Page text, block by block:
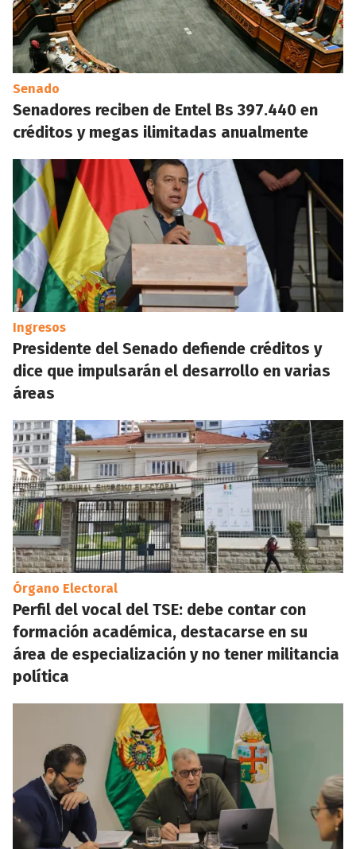
Senado
Senadores reciben de Entel Bs 397.440 en
créditos y megas ilimitadas anualmente
Ingresos
Presidente del Senado defiende créditos y
dice que impulsarán el desarrollo en varias
áreas
Órgano Electoral
Perfil del vocal del TSE: debe contar con
formación académica, destacarse en su
área de especialización y no tener militancia
política